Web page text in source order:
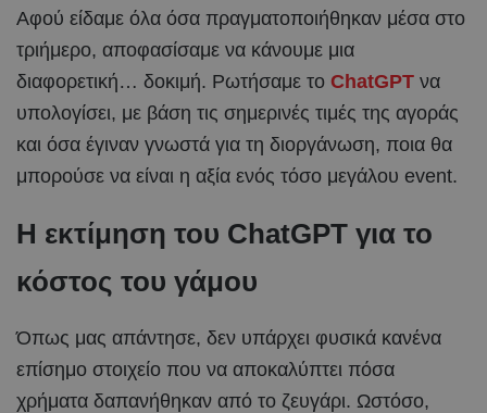
Αφού είδαμε όλα όσα πραγματοποιήθηκαν μέσα στο
τριήμερο, αποφασίσαμε να κάνουμε μια
διαφορετική… δοκιμή. Ρωτήσαμε το ChatGPT να
υπολογίσει, με βάση τις σημερινές τιμές της αγοράς
και όσα έγιναν γνωστά για τη διοργάνωση, ποια θα
μπορούσε να είναι η αξία ενός τόσο μεγάλου event.
Η εκτίμηση του ChatGPT για το
κόστος του γάμου
Όπως μας απάντησε, δεν υπάρχει φυσικά κανένα
επίσημο στοιχείο που να αποκαλύπτει πόσα
χρήματα δαπανήθηκαν από το ζευγάρι. Ωστόσο,